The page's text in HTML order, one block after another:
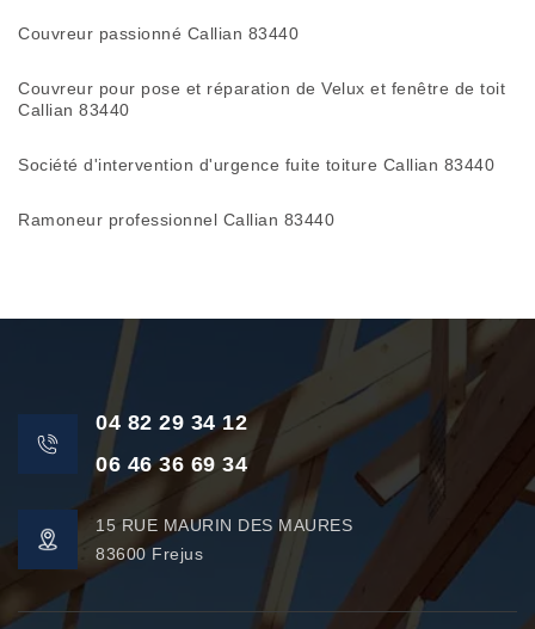
Couvreur passionné Callian 83440
Couvreur pour pose et réparation de Velux et fenêtre de toit
Callian 83440
Société d'intervention d'urgence fuite toiture Callian 83440
Ramoneur professionnel Callian 83440
04 82 29 34 12
06 46 36 69 34
15 RUE MAURIN DES MAURES
83600 Frejus